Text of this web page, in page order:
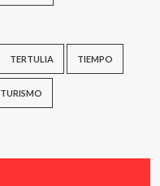
TERTULIA TIEMPO
TURISMO